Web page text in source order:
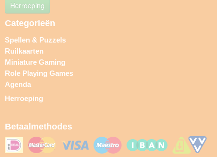
Herroeping
Categorieën
Spellen & Puzzels
Ruilkaarten
Miniature Gaming
Role Playing Games
Agenda
Herroeping
Betaalmethodes